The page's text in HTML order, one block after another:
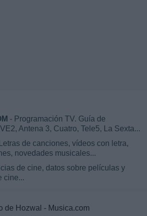
- Programación TV. Guía de
Antena 3, Cuatro, Tele5, La Sexta...
de canciones, vídeos con letra,
novedades musicales...
de cine, datos sobre películas y
cine...
de Hozwal - Musica.com